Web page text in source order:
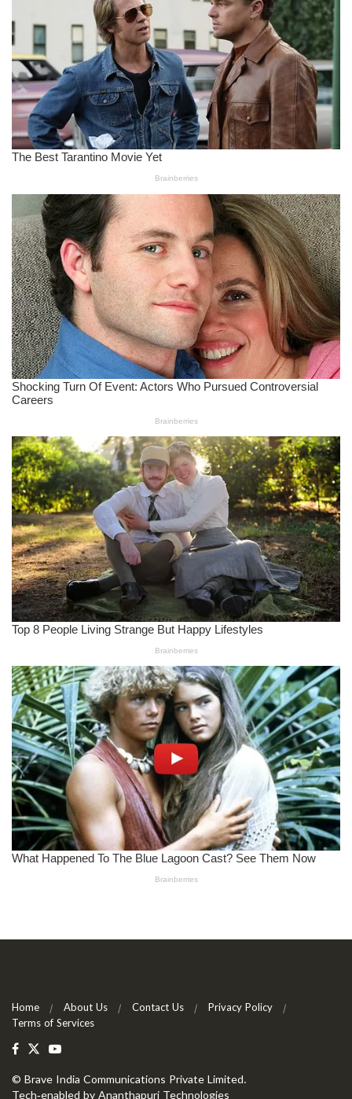
Home About Us Contact Us
Privacy Policy
Terms of Services
© Brave India Communications Private Limited.
Tech-enabled by Ananthapuri Technologies